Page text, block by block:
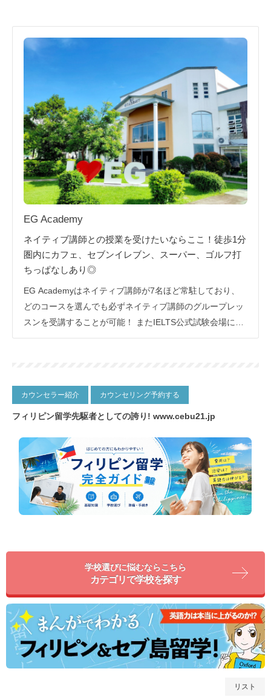
EG Academy
ネイティブ講師との授業を受けたいならここ！徒歩1分
圏内にカフェ、セブンイレブン、スーパー、ゴルフ打
ちっぱなしあり◎
EG Academyはネイティブ講師が7名ほど常駐しており、
どのコースを選んでも必ずネイティブ講師のグループレッ
スンを受講することが可能！ またIELTS公式試験会場にも
なっております。 ゴルフ場などが多いこちらの地域は周辺
カウンセラー紹介 カウンセリング予約する
フィリピン留学先駆者としての誇り! www.cebu21.jp
学校選びに悩むならこちら
カテゴリで学校を探す
リスト